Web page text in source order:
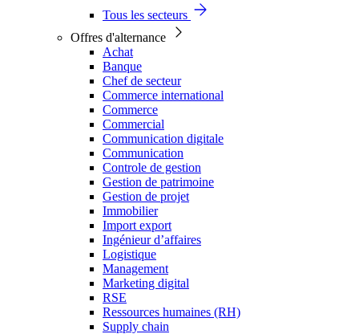
Tous les secteurs
Offres d'alternance
Achat
Banque
Chef de secteur
Commerce international
Commerce
Commercial
Communication digitale
Communication
Controle de gestion
Gestion de patrimoine
Gestion de projet
Immobilier
Import export
Ingénieur d’affaires
Logistique
Management
Marketing digital
RSE
Ressources humaines (RH)
Supply chain